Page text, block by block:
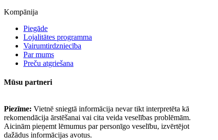
Kompānija
Piegāde
Lojalitātes programma
Vairumtirdzniecība
Par mums
Preču atgriešana
Mūsu partneri
Piezīme: Vietnē sniegtā informācija nevar tikt interpretēta kā
rekomendācija ārstēšanai vai cita veida veselības problēmām.
Aicinām pieņemt lēmumus par personīgo veselību, izvērtējot
dažādus informācijas avotus.